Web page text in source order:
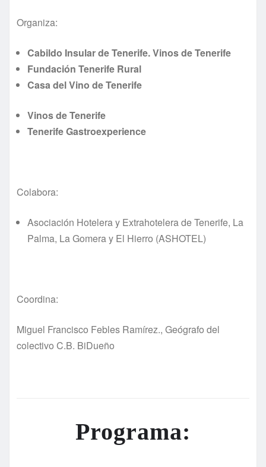
Organiza:
Cabildo Insular de Tenerife. Vinos de Tenerife
Fundación Tenerife Rural
Casa del Vino de Tenerife
Vinos de Tenerife
Tenerife Gastroexperience
Colabora:
Asociación Hotelera y Extrahotelera de Tenerife, La
Palma, La Gomera y El Hierro (ASHOTEL)
Coordina:
Miguel Francisco Febles Ramírez., Geógrafo del
colectivo C.B. BiDueño
Programa: